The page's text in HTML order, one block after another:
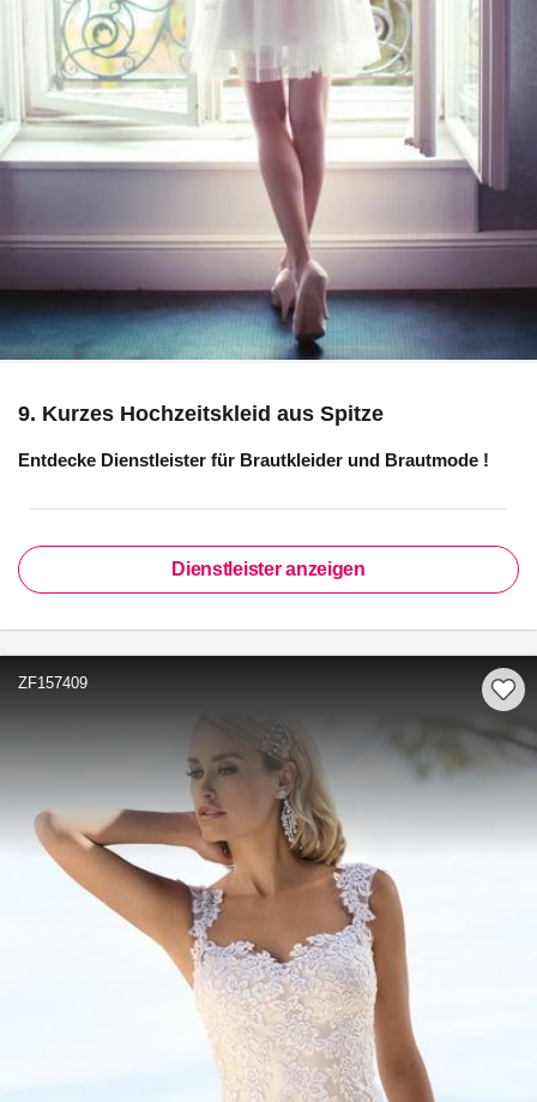
9. Kurzes Hochzeitskleid aus Spitze
Entdecke Dienstleister für Brautkleider und Brautmode !
Dienstleister anzeigen
ZF157409